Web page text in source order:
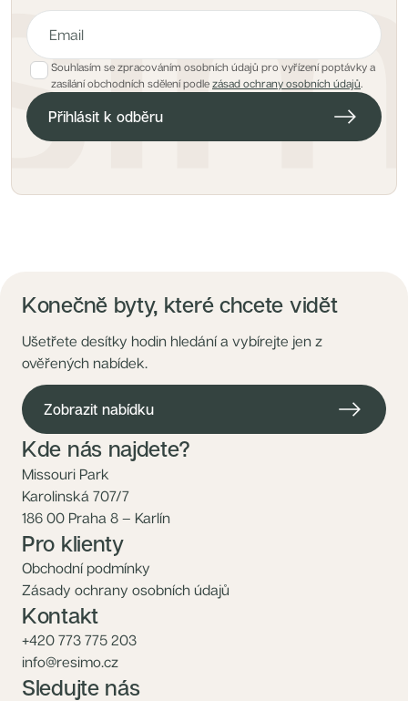
E-mailová adresa pro hlídacího psa
Souhlasím se zpracováním osobních údajů pro vyřízení poptávky a
zasílání obchodních sdělení podle zásad ochrany osobních údajů.
Přihlásit k odběru
Konečně byty, které chcete vidět
Ušetřete desítky hodin hledání a vybírejte jen z
ověřených nabídek.
Zobrazit nabídku
Kde nás najdete?
Missouri Park
Karolinská 707/7
186 00 Praha 8 – Karlín
Pro klienty
Obchodní podmínky
Zásady ochrany osobních údajů
Kontakt
+420 773 775 203
info@resimo.cz
Sledujte nás